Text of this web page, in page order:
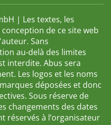
| Les textes, les
de ce site web
Sans
au-delà des limites
interdite. Abus sera
Les logos et les noms
déposées et donc
Sous réserve de
changements des dates
réservés à l’organisateur